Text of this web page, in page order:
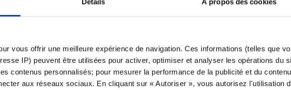
vous offrir une meilleure expérience de navigation. Ces informations (telles que
IP) peuvent être utilisées pour activer, optimiser et analyser les opérations du
contenus personnalisés; pour mesurer la performance de la publicité et du
aux réseaux sociaux. En cliquant sur « Autoriser », vous autorisez l'utilisation
a-t-il été utile ?